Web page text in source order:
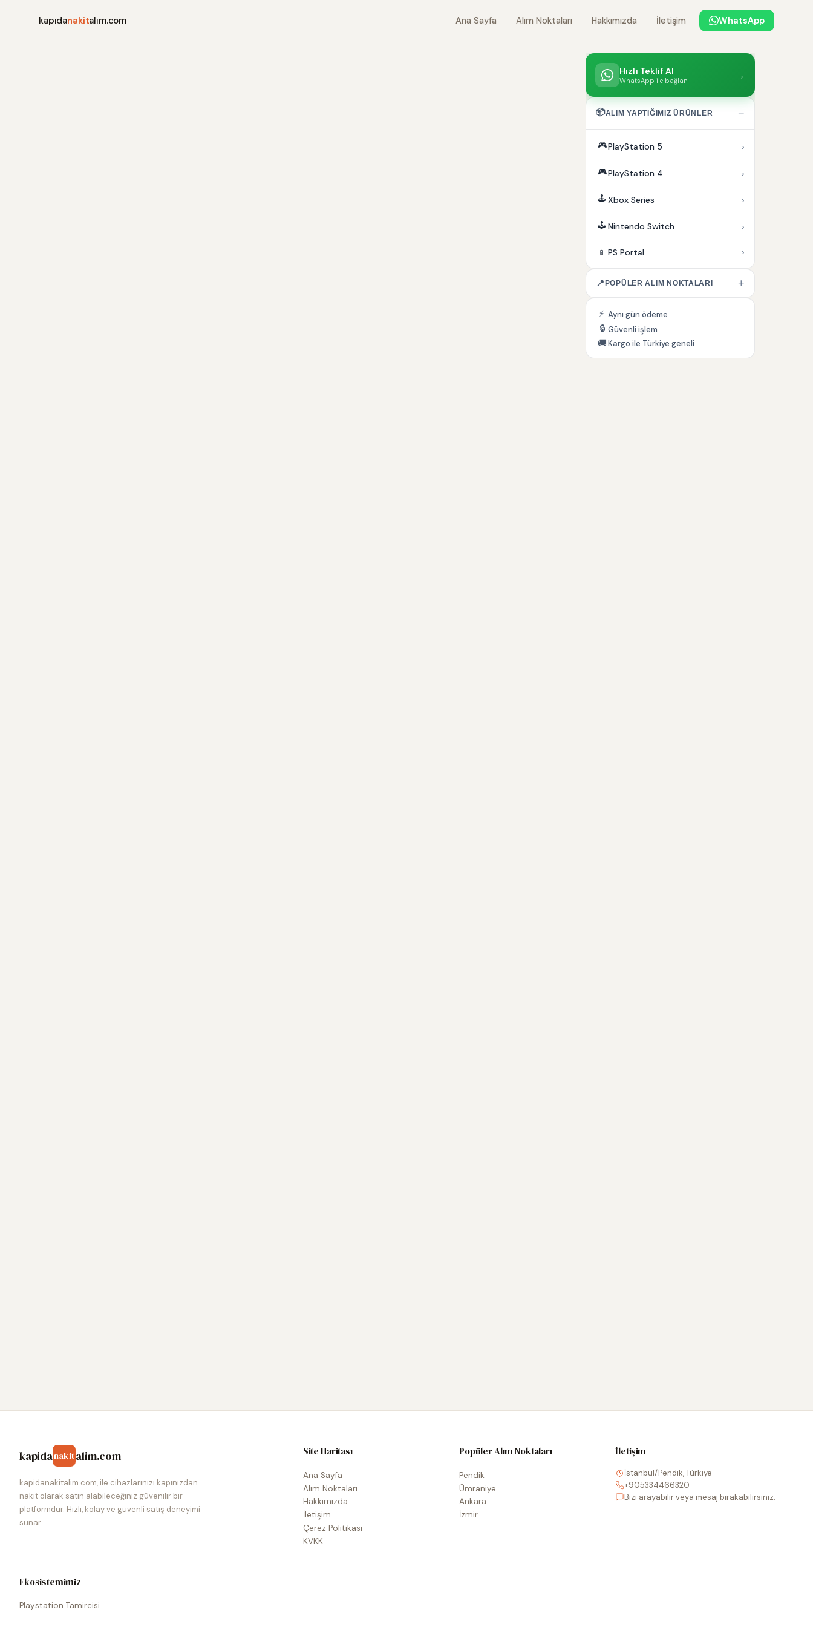
kapıdanakitalım.com Ana Sayfa Alım Noktaları Hakkımızda İletişim WhatsApp
Hızlı Teklif Al
WhatsApp ile bağlan →
📦ALIM YAPTIĞIMIZ ÜRÜNLER −
🎮PlayStation 5 ›
🎮PlayStation 4 ›
🕹️ Xbox Series ›
🕹️ Nintendo Switch ›
📱 PS Portal ›
📍 POPÜLER ALIM NOKTALARI +
⚡ Aynı gün ödeme
🔒 Güvenli işlem
🚚Kargo ile Türkiye geneli
kapidanakitalim.com
kapidanakitalim.com, ile cihazlarınızı kapınızdan
nakit olarak satın alabileceğiniz güvenilir bir
platformdur. Hızlı, kolay ve güvenli satış deneyimi
sunar.
Site Haritası
Ana Sayfa
Alım Noktaları
Hakkımızda
İletişim
Çerez Politikası
KVKK
Popüler Alım Noktaları
Pendik
Ümraniye
Ankara
İzmir
İletişim
İstanbul/Pendik, Türkiye
+905334466320
Bizi arayabilir veya mesaj bırakabilirsiniz.
Ekosistemimiz
Playstation Tamircisi